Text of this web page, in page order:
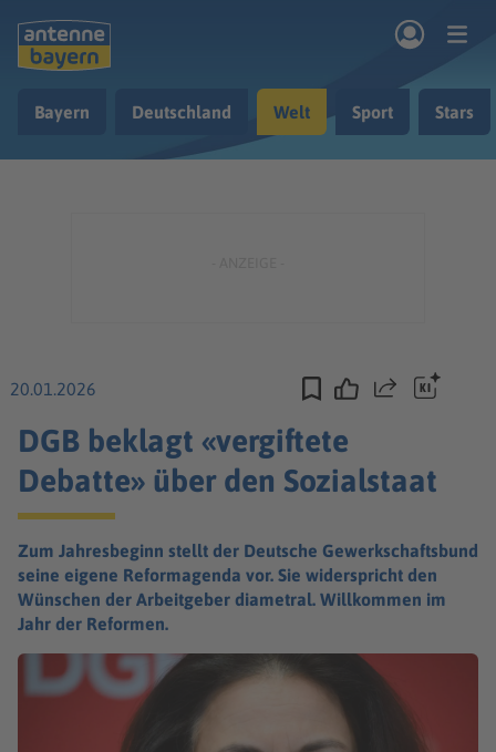
Nachrichten
Bayern Deutschland Welt Sport Stars
20.01.2026 Teilen
DGB beklagt «vergiftete
Debatte» über den Sozialstaat
Zum Jahresbeginn stellt der Deutsche Gewerkschaftsbund
seine eigene Reformagenda vor. Sie widerspricht den
Wünschen der Arbeitgeber diametral. Willkommen im
Jahr der Reformen.